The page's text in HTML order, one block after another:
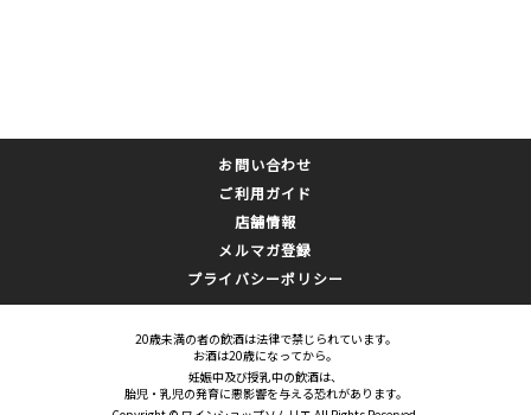
お問い合わせ
ご利用ガイド
店舗情報
メルマガ登録
プライバシーポリシー
20歳未満の者の飲酒は法律で禁じられています。
お酒は20歳になってから。
妊娠中及び授乳中の飲酒は、
胎児・乳児の発育に悪影響を与える恐れがあります。